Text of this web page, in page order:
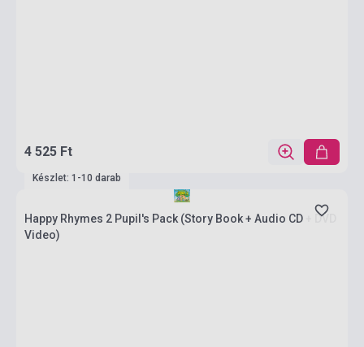
4 525 Ft
Készlet: 1-10 darab
Happy Rhymes 2 Pupil's Pack (Story Book + Audio CD + DVD
Video)